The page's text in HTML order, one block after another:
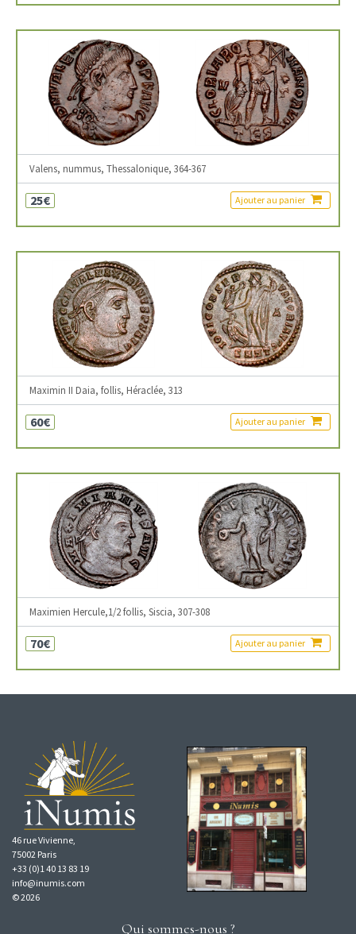
Valens, nummus, Thessalonique, 364-367
25€ Ajouter au panier
Maximin II Daia, follis, Héraclée, 313
60€ Ajouter au panier
Maximien Hercule,1/2 follis, Siscia, 307-308
70€ Ajouter au panier
46 rue Vivienne,
75002 Paris
+33 (0)1 40 13 83 19
info@inumis.com
© 2026
Qui sommes-nous ?